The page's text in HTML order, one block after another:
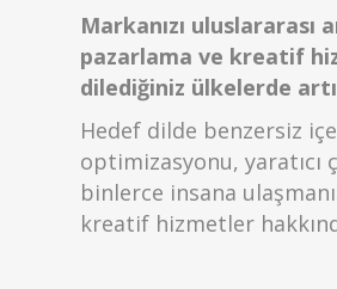
Markanızı
pazarlama ve kreatif
dilediğiniz ülkelerde
Hedef dilde benzersiz
optimizasyonu,
binlerce insana
kreatif hizmetler